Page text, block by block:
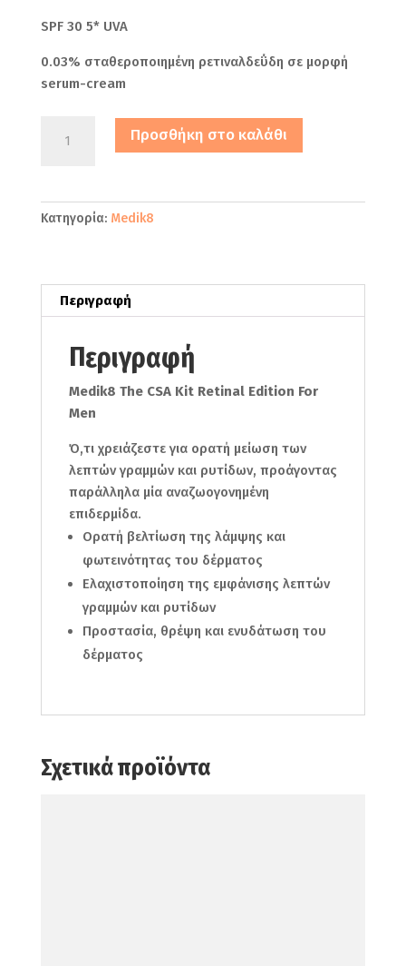
SPF 30 5* UVA
0.03% σταθεροποιημένη ρετιναλδεΰδη σε μορφή
serum-cream
Retinal
ποσότητα
Προσθήκη στο καλάθι
Κατηγορία: Medik8
Περιγραφή
Περιγραφή
Medik8 The CSA Kit Retinal Edition For
Men
Ό,τι χρειάζεστε για ορατή μείωση των
λεπτών γραμμών και ρυτίδων, προάγοντας
παράλληλα μία αναζωογονημένη
επιδερμίδα.
Ορατή βελτίωση της λάμψης και
φωτεινότητας του δέρματος
Ελαχιστοποίηση της εμφάνισης λεπτών
γραμμών και ρυτίδων
Προστασία, θρέψη και ενυδάτωση του
δέρματος
Σχετικά προϊόντα